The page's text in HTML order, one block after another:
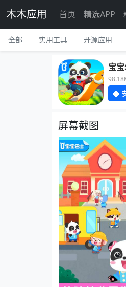
木木应用 首页 精选APP
全部 实用工具 开源应用
宝
屏幕截图